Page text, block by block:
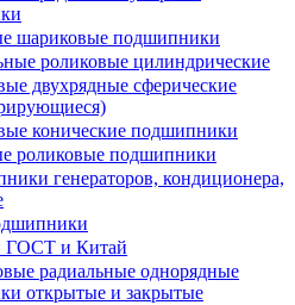
шариковые подшипники
роликовые цилиндрические
двухрядные сферические
конические подшипники
роликовые подшипники
генераторов, кондиционера,
и Китай
радиальные однорядные
открытые и закрытые